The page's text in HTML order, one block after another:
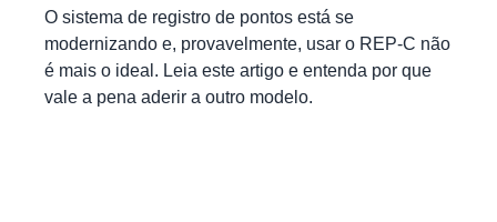
O sistema de registro de pontos está se
modernizando e, provavelmente, usar o REP-C não
é mais o ideal. Leia este artigo e entenda por que
vale a pena aderir a outro modelo.